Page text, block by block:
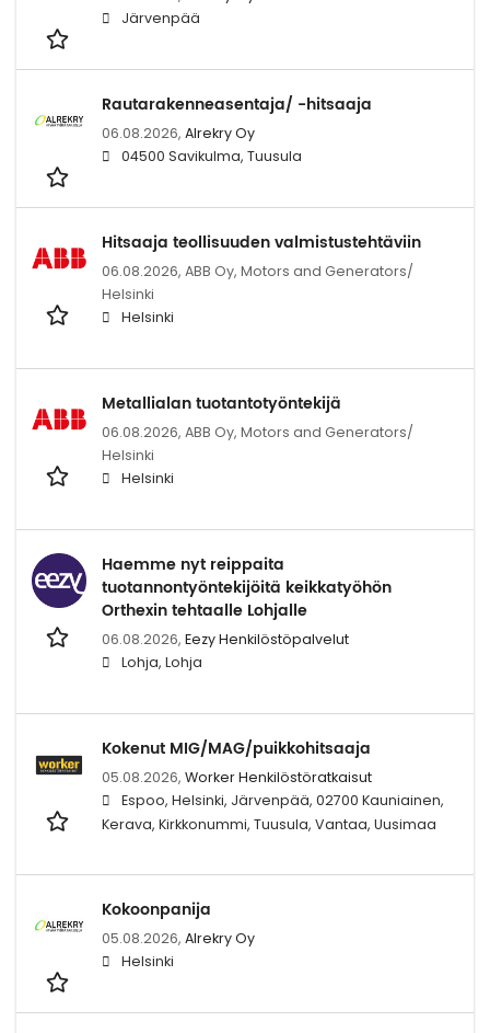
Järvenpää
Rautarakenneasentaja/ -hitsaaja
06.08.2026, Alrekry Oy
04500 Savikulma, Tuusula
Hitsaaja teollisuuden valmistustehtäviin
06.08.2026, ABB Oy, Motors and Generators/
Helsinki
Helsinki
Metallialan tuotantotyöntekijä
06.08.2026, ABB Oy, Motors and Generators/
Helsinki
Helsinki
Haemme nyt reippaita
tuotannontyöntekijöitä keikkatyöhön
Orthexin tehtaalle Lohjalle
06.08.2026, Eezy Henkilöstöpalvelut
Lohja, Lohja
Kokenut MIG/MAG/puikkohitsaaja
05.08.2026, Worker Henkilöstöratkaisut
Espoo, Helsinki, Järvenpää, 02700 Kauniainen,
Kerava, Kirkkonummi, Tuusula, Vantaa, Uusimaa
Kokoonpanija
05.08.2026, Alrekry Oy
Helsinki